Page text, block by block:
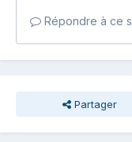
Répondre à ce
Partager